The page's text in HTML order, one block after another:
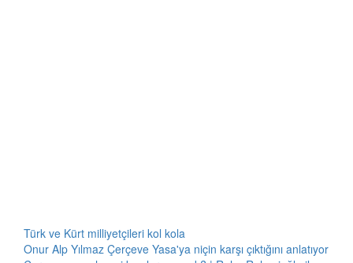
Türk ve Kürt milliyetçileri kol kola
Onur Alp Yılmaz Çerçeve Yasa'ya niçin karşı çıktığını anlatıyor